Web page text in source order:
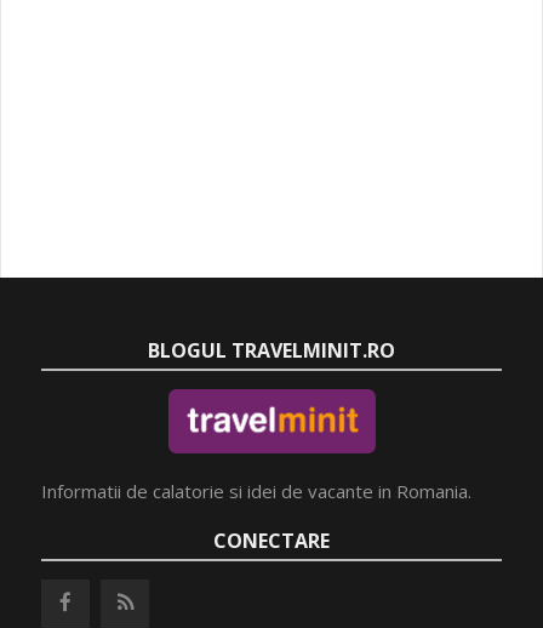
BLOGUL TRAVELMINIT.RO
Informatii de calatorie si idei de vacante in Romania.
CONECTARE